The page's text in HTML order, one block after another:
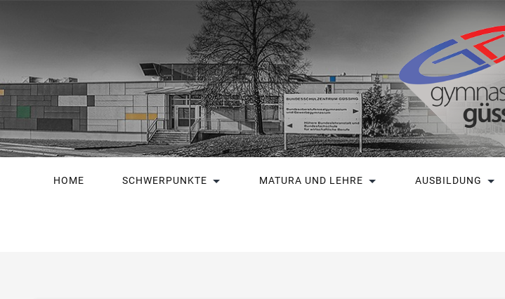
HOME SCHWERPUNKTE MATURA UND LEHRE AUSBILDUNG